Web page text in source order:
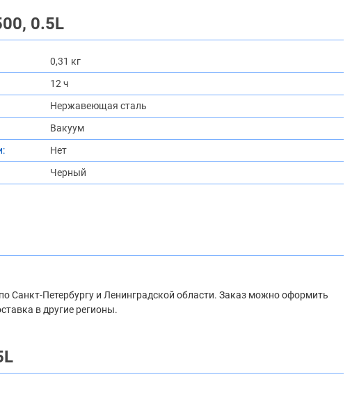
0.5L
0,31 кг
12 ч
Нержавеющая сталь
Вакуум
Нет
Черный
Санкт-Петербургу и Ленинградской области. Заказ можно оформить
в другие регионы.